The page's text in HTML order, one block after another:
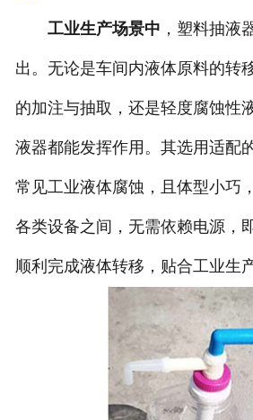
工业生产场景中 ，塑料抽液
出。无论是车间内液体原料的转
的加注与抽取，还是轻度腐蚀性
液器都能发挥作用。其选用适配
常见工业液体腐蚀，且体型小巧
各类设备之间，无需依赖电源，
顺利完成液体转移，贴合工业生